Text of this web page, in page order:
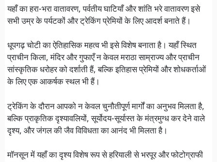
यहाँ का हरा-भरा वातावरण, पर्वतीय घाटियाँ और शांति भरे वातावरण इसे
सभी उम्र के पर्यटकों और ट्रेकिंग प्रेमियों के लिए आदर्श बनाते हैं।
धूपगढ़ चोटी का ऐतिहासिक महत्व भी इसे विशेष बनाता है। यहाँ स्थित
प्राचीन किला, मंदिर और गुफाएँ न केवल मराठा साम्राज्य और प्राचीन
सांस्कृतिक धरोहर को दर्शाती हैं, बल्कि इतिहास प्रेमियों और शोधकर्ताओं
के लिए एक आकर्षक स्थल भी हैं।
ट्रेकिंग के दौरान आपको न केवल चुनौतीपूर्ण मार्गों का अनुभव मिलता है,
बल्कि प्राकृतिक दृश्यावलियों, सूर्योदय-सूर्यास्त के मंत्रमुग्ध कर देने वाले
दृश्य, और जंगल की जैव विविधता का आनंद भी मिलता है।
मॉनसून में यहाँ का दृश्य विशेष रूप से हरियाली से भरपूर और फोटोग्राफी